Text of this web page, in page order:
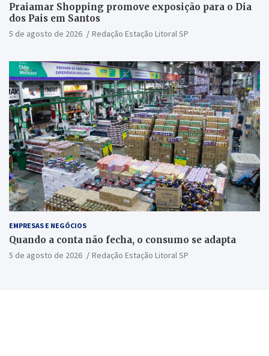
Praiamar Shopping promove exposição para o Dia
dos Pais em Santos
5 de agosto de 2026 Redação Estação Litoral SP
EMPRESAS E NEGÓCIOS
Quando a conta não fecha, o consumo se adapta
5 de agosto de 2026 Redação Estação Litoral SP